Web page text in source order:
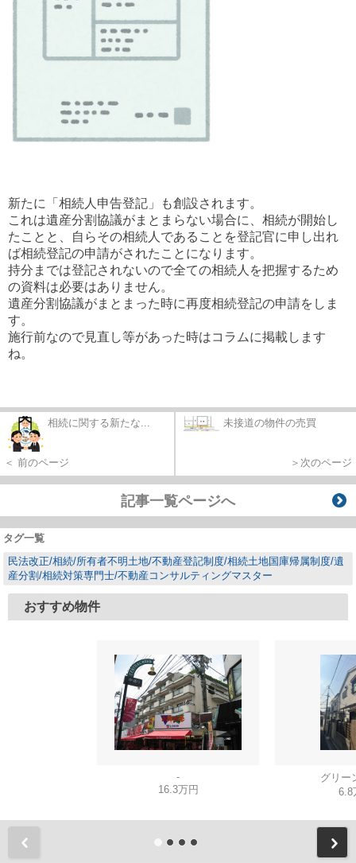
新たに「相続人申告登記」も創設されます。
これは遺産分割協議がまとまらない場合に、相続が開始し
たことと、自らその相続人であることを登記官に申し出れ
ば相続登記の申請がされたことになります。
持分までは登記されないので全ての相続人を把握するため
の資料は必要はありません。
遺産分割協議がまとまった時に再度相続登記の申請をしま
す。
施行前なので見直し等があった時はコラムに掲載します
ね。
相続に関する新たな...
＜ 前のページ
未接道の物件の売買
＞次のページ
記事一覧ページへ
タグ一覧
民法改正/相続/所有者不明土地/不動産登記制度/相続土地国庫帰属制度/遺
産分割/相続対策専門士/不動産コンサルティングマスター
おすすめ物件
-
16.3万円
グリー
6.8